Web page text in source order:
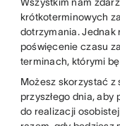
krótkoterminowych
dotrzymania. Jednak
poświęcenie czasu
terminach, którymi
Możesz skorzystać z
przyszłego dnia,
do realizacji